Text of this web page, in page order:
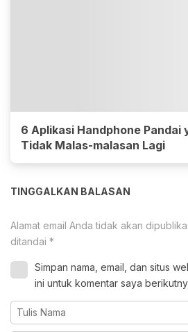
6 Aplikasi Handphone Pandai
Tidak Malas-malasan Lagi
TINGGALKAN BALASAN
Alamat email Anda tidak akan
ditandai *
Simpan nama, email, dan situs
ini untuk komentar saya